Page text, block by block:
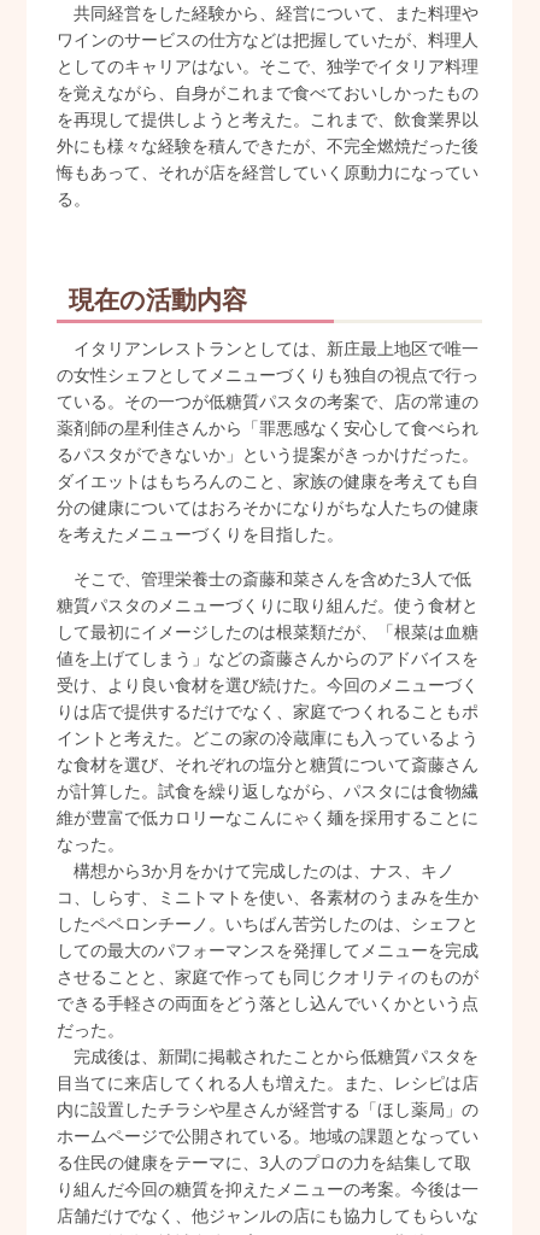
共同経営をした経験から、経営について、また料理や
ワインのサービスの仕方などは把握していたが、料理人
としてのキャリアはない。そこで、独学でイタリア料理
を覚えながら、自身がこれまで食べておいしかったもの
を再現して提供しようと考えた。これまで、飲食業界以
外にも様々な経験を積んできたが、不完全燃焼だった後
悔もあって、それが店を経営していく原動力になってい
る。
現在の活動内容
イタリアンレストランとしては、新庄最上地区で唯一
の女性シェフとしてメニューづくりも独自の視点で行っ
ている。その一つが低糖質パスタの考案で、店の常連の
薬剤師の星利佳さんから「罪悪感なく安心して食べられ
るパスタができないか」という提案がきっかけだった。
ダイエットはもちろんのこと、家族の健康を考えても自
分の健康についてはおろそかになりがちな人たちの健康
を考えたメニューづくりを目指した。
そこで、管理栄養士の斎藤和菜さんを含めた3人で低
糖質パスタのメニューづくりに取り組んだ。使う食材と
して最初にイメージしたのは根菜類だが、「根菜は血糖
値を上げてしまう」などの斎藤さんからのアドバイスを
受け、より良い食材を選び続けた。今回のメニューづく
りは店で提供するだけでなく、家庭でつくれることもポ
イントと考えた。どこの家の冷蔵庫にも入っているよう
な食材を選び、それぞれの塩分と糖質について斎藤さん
が計算した。試食を繰り返しながら、パスタには食物繊
維が豊富で低カロリーなこんにゃく麺を採用することに
なった。
構想から3か月をかけて完成したのは、ナス、キノ
コ、しらす、ミニトマトを使い、各素材のうまみを生か
したペペロンチーノ。いちばん苦労したのは、シェフと
しての最大のパフォーマンスを発揮してメニューを完成
させることと、家庭で作っても同じクオリティのものが
できる手軽さの両面をどう落とし込んでいくかという点
だった。
完成後は、新聞に掲載されたことから低糖質パスタを
目当てに来店してくれる人も増えた。また、レシピは店
内に設置したチラシや星さんが経営する「ほし薬局」の
ホームページで公開されている。地域の課題となってい
る住民の健康をテーマに、3人のプロの力を結集して取
り組んだ今回の糖質を抑えたメニューの考案。今後は一
店舗だけでなく、他ジャンルの店にも協力してもらいな